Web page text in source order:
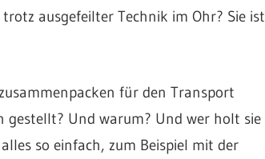
ausgefeilter Technik im Ohr? Sie ist
für den Transport
gestellt? Und warum? Und wer holt sie
so einfach, zum Beispiel mit der